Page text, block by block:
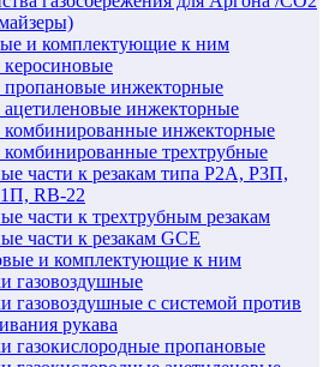
и комплектующие к ним
керосиновые
пропановые инжекторные
ацетиленовые инжекторные
комбинированные инжекторные
комбинированные трехтрубные
части к резакам типа Р2А, Р3П,
RB-22
части к трехтрубным резакам
части к резакам GCE
и комплектующие к ним
газовоздушные
газовоздушные с системой против
рукава
газокислородные пропановые